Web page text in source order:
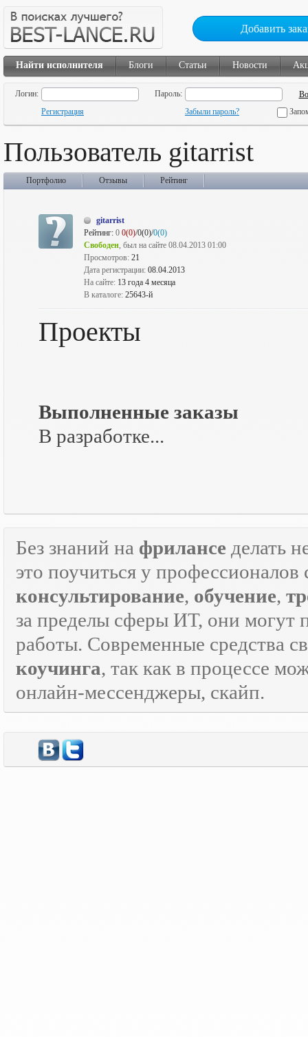
Добавить
Найти исполнителя Блоги Статьи Новости
Логин:
Пароль:
Регистрация
Забыли пароль?
Пользователь gitarrist
Портфолио Отзывы Рейтинг
gitarrist
Рейтинг: 0 0(0)/0(0)/0(0)
Свободен, был на сайте 08.04.2013 01:00
Просмотров: 21
Дата регистрации: 08.04.2013
На сайте: 13 года 4 месяца
В каталоге: 25643-й
Проекты
Выполненные заказы
В разработке...
Без знаний на фрилансе делать
это поучиться у
консультирование, обучение,
за пределы сферы ИТ, они могут
работы. Современные средства
коучинга, так как в процессе
онлайн-мессенджеры, скайп.